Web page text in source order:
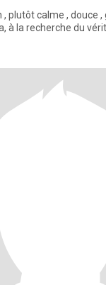
, plutôt calme , douce
à la recherche du